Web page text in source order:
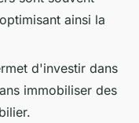
ainsi la
d'investir dans
immobiliser des